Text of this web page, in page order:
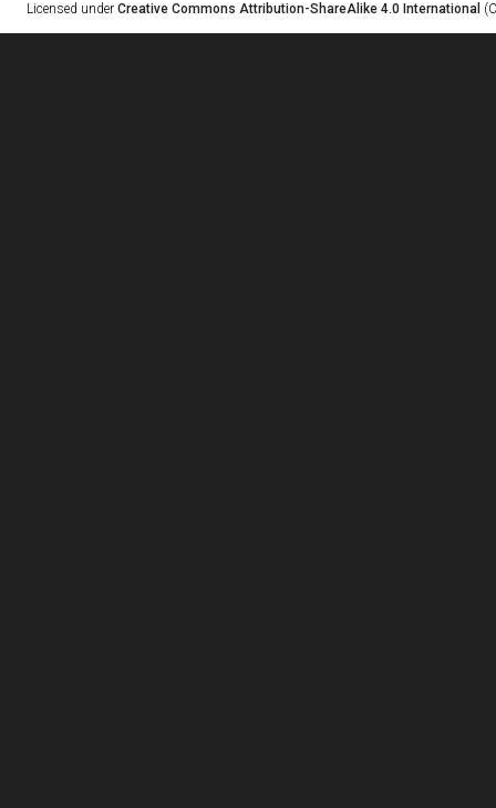
Licensed under Creative Commons Attribution-ShareAlike 4.0 International